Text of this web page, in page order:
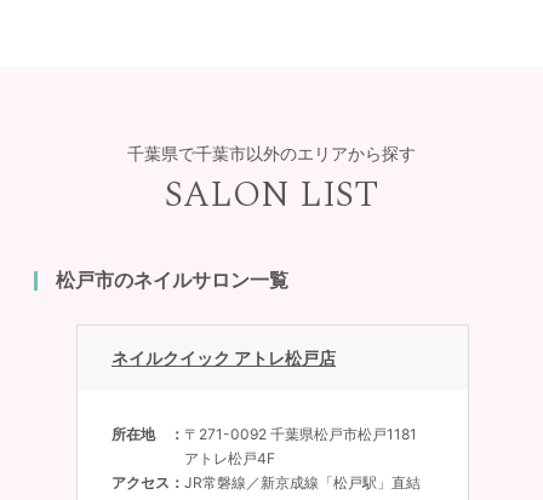
千葉県で千葉市以外のエリアから探す
SALON LIST
松戸市のネイルサロン一覧
ネイルクイック アトレ松戸店
所在地
〒271-0092 千葉県松戸市松戸1181
アトレ松戸4F
アクセス
JR常磐線／新京成線「松戸駅」直結